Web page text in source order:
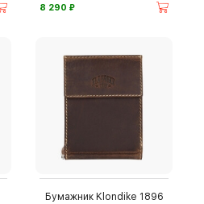
8 290 ⃏
Бумажник Klondike 1896